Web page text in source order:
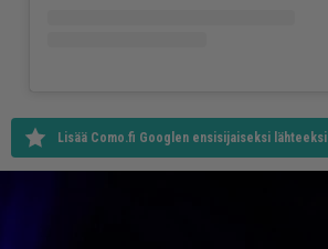
Lisää Como.fi Googlen ensisijaiseksi lähteeksi